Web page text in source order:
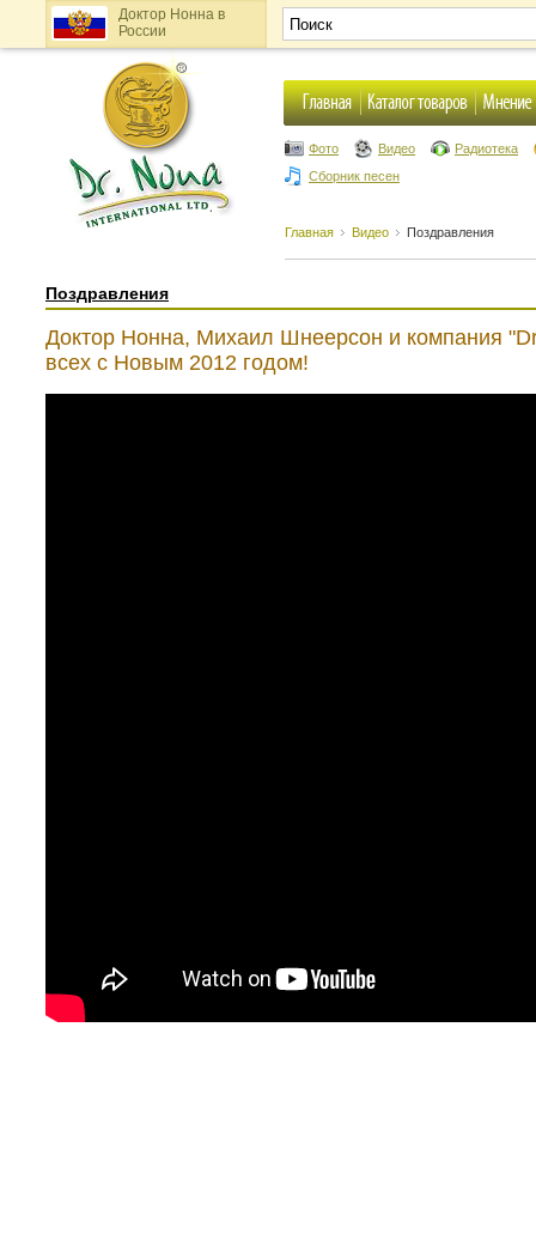
Доктор Нонна в
России
Фото Видео
Радиотека
Сборник песен
Главная Видео Поздравления
Поздравления
Доктор Нонна, Михаил Шнеерсон и компания
всех с Новым 2012 годом!